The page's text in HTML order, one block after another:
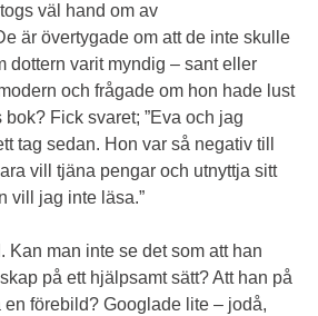
väl hand om av
är övertygade om att de inte skulle
dottern varit myndig – sant eller
och frågade om hon hade lust
Fick svaret; ”Eva och jag
tag sedan. Hon var så negativ till
vill tjäna pengar och utnyttja sitt
vill jag inte läsa.”
Kan man inte se det som att han
på ett hjälpsamt sätt? Att han på
en förebild? Googlade lite – jodå,